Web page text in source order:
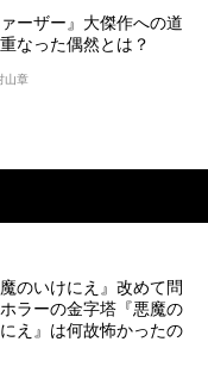
ァーザー』大傑作への道
なった偶然とは？
山章
魔のいけにえ』改めて問
ラーの金字塔『悪魔の
え』は何故怖かったの